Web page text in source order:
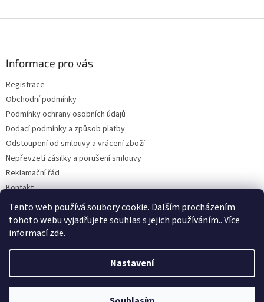
Tento web používá soubory cookie. Dalším procházením
tohoto webu vyjadřujete souhlas s jejich používáním.. Více
informacízde.
Nastavení
Informace pro vás
Registrace
Obchodní podmínky
Podmínky ochrany osobních údajů
Dodací podmínky a způsob platby
Odstoupení od smlouvy a vrácení zboží
Nepřevzetí zásilky a porušení smlouvy
Reklamační řád
Kontakt
Napište nám
Copyright 2026Dobirkov.cz. Všechna práva vyhrazena.Upravit